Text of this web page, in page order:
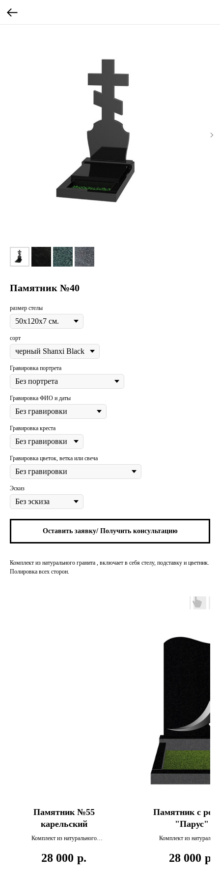
Памятник №40
размер стелы
сорт
Гравировка портрета
Гравировка ФИО и даты
Гравировка креста
Гравировка цветок, ветка или свеча
Эскиз
Оставить заявку/ Получить консультацию
Комплект из натурального гранита , включает в себя стелу, подставку и цветник.
Полировка всех сторон.
Памятник №55
карельский
Комплект из натурального
в себя стелу, подставку и
28 000 р.
Памятник c
"Парус"
Комплект из
в себя стелу, подставку
28 000 р.